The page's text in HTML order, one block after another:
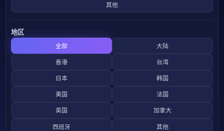
其他
地区
全部 大陆
香港 台湾
日本 韩国
美国 法国
英国 加拿大
西班牙 其他